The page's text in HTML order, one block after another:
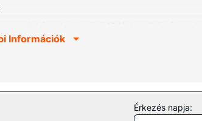
és kábelcsatornák szolgálják, a rendelkezésre
kicsit aktívabb időtöltésre vágyik, akkor vegye
az egyéb szolgáltatások és létesítmények
Információk
Érkezés napja: